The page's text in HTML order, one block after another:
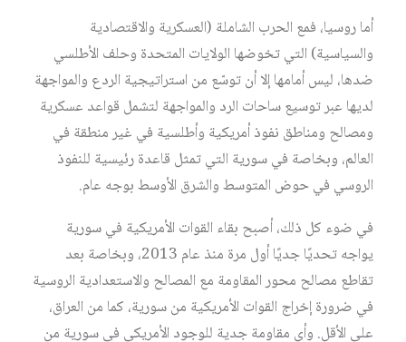
أما روسيا، فمع الحرب الشاملة (العسكرية والاقتصادية
والسياسية) التي تخوضها الولايات المتحدة وحلف الأطلسي
ضدها، ليس أمامها إلا أن توسّع من استراتيجية الردع والمواجهة
لديها عبر توسيع ساحات الرد والمواجهة لتشمل قواعد عسكرية
ومصالح ومناطق نفوذ أمريكية وأطلسية في غير منطقة في
العالم، وبخاصة في سورية التي تمثل قاعدة رئيسية للنفوذ
الروسي في حوض المتوسط والشرق الأوسط بوجه عام.
في ضوء كل ذلك، أصبح بقاء القوات الأمريكية في سورية
يواجه تحديًا جديًا أول مرة منذ عام 2013، وبخاصة بعد
تقاطع مصالح محور المقاومة مع المصالح والاستعدادية الروسية
في ضرورة إخراج القوات الأمريكية من سورية، كما من العراق،
على الأقل. وأي مقاومة جدية للوجود الأمريكي في سورية من